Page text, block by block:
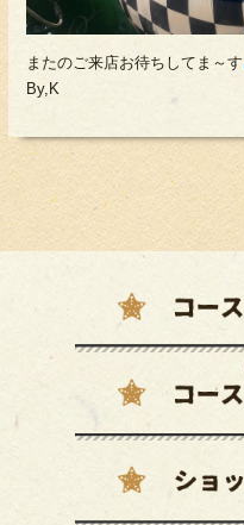
またのご来店お待ちしてま～す
By,K